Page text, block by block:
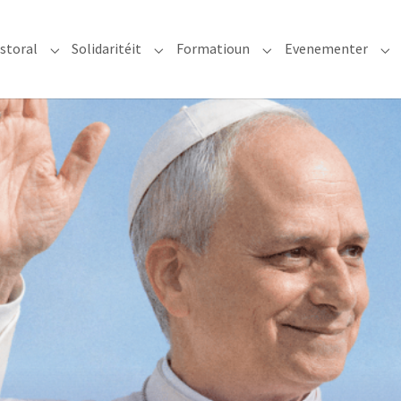
Submenu for "Glawen & Pastoral"
Solidaritéit Submenu for "Solidaritéit"
Formatioun Submenu for
Evenementer